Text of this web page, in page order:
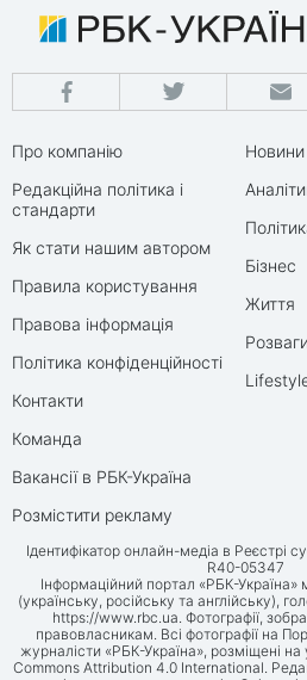
Про компанію
Редакційна політика і
стандарти
Як стати нашим автором
Правила користування
Правова інформація
Політика конфіденційності
Контакти
Команда
Вакансії в РБК-Україна
Розмістити рекламу
Новини
Бізнес
Життя
Ідентифікатор онлайн-медіа в Реєстрі
R40-05347
Інформаційний портал «РБК-
(українську, російську та англійську),
https://www.rbc.ua. Фотографії,
правовласникам. Всі фотографії на
журналісти «РБК-Україна», розміщені на
Commons Attribution 4.0 International.